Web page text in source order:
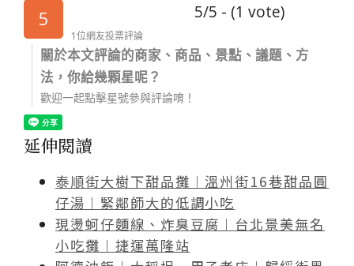
5 5/5 - (1 vote)
1位網友投票評論
關於本文評論的商家、商品、景點、議題、方
法，你給幾顆星呢？
歡迎一起點擊星號參與評論唷！
延伸閱讀
泰順街大樹下甜品攤︱溫州街16巷甜品圓
仔湯︱緊鄰師大的低調小吃
現燙蚵仔麵線、炸臭豆腐︱台北景美無名
小吃攤︱捷運萬隆站